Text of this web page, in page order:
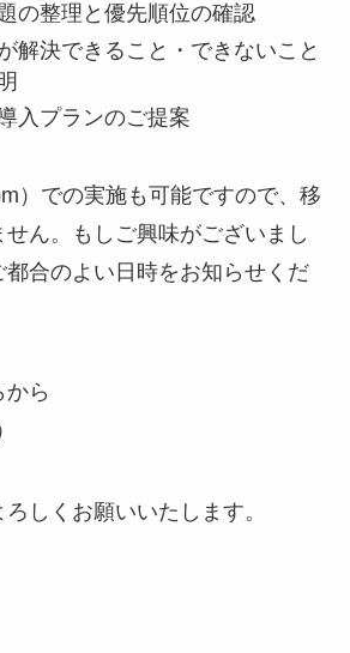
の整理と優先順位の確認
解決できること・できないこと
入プランのご提案
）での実施も可能ですので、移
ん。もしご興味がございまし
都合のよい日時をお知らせくだ
ら
しくお願いいたします。